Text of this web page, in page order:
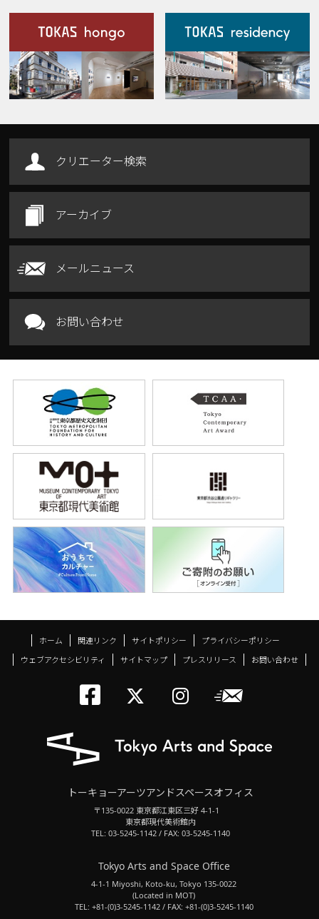
施設案内
Our Facilities
クリエーター検索
アーカイブ
メールニュース
お問い合わせ
ホーム 関連リンク サイトポリシー
プライバシーポリシー
ウェブアクセシビリティ
サイトマップ プレスリリース お問い合わせ
トーキョーアーツ
メールニ
トーキョーアーツアンドスペースオフィス
〒135-0022 東京都江東区三好 4-1-1
東京都現代美術館内
TEL: 03-5245-1142 / FAX: 03-5245-1140
Tokyo Arts and Space Office
4-1-1 Miyoshi, Koto-ku, Tokyo 135-0022
(Located in MOT)
TEL: +81-(0)3-5245-1142 / FAX: +81-(0)3-5245-1140